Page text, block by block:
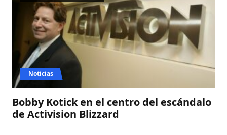
Bobby Kotick en el centro del escándalo
de Activision Blizzard
Noticias